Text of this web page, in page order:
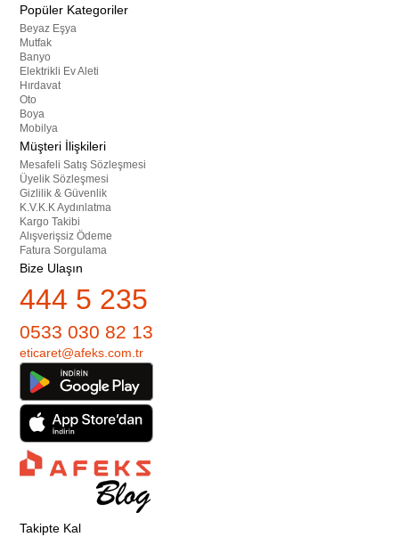
Popüler Kategoriler
Beyaz Eşya
Mutfak
Banyo
Elektrikli Ev Aleti
Hırdavat
Oto
Boya
Mobilya
Müşteri İlişkileri
Mesafeli Satış Sözleşmesi
Üyelik Sözleşmesi
Gizlilik & Güvenlik
K.V.K.K Aydınlatma
Kargo Takibi
Alışverişsiz Ödeme
Fatura Sorgulama
Bize Ulaşın
444 5 235
0533 030 82 13
eticaret@afeks.com.tr
Takipte Kal